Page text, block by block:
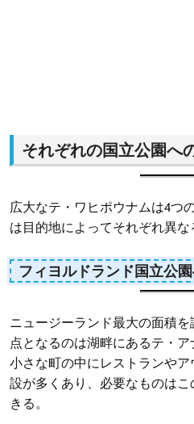
それぞれの国立公園へ
広大なテ・ワヒポウナムは4つ
は目的地によってそれぞれ異な
フィヨルドランド国立公
ニュージーランド最大の面積
点となるのは湖畔にあるテ・ア
小さな町の中にレストランや
設が多くあり、必要なものは
きる。